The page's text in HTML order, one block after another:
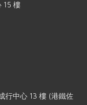
15 樓
行中心 13 樓 (港鐵佐